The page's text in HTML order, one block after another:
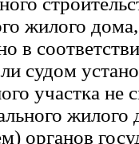
жилого
в
судом
участка не
жилого
органов